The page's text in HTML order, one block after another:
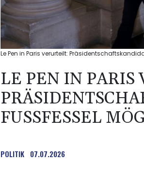
Le Pen in Paris verurteilt:
LE PEN IN PARIS
FUSSFESSEL
POLITIK 07.07.2026